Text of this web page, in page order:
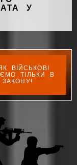
У
ВІЙСЬКОВІ
ТІЛЬКИ В
ЗАКОНУ!